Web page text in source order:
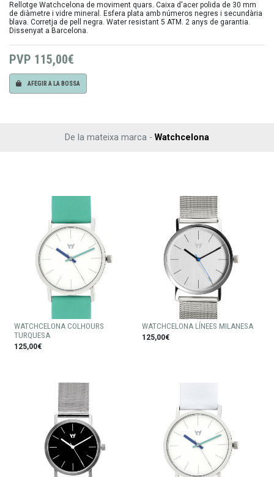
Rellotge Watchcelona de moviment quars. Caixa d'acer polida de 30 mm
de diàmetre i vidre mineral. Esfera plata amb números negres i secundària
blava. Corretja de pell negra. Water resistant 5 ATM. 2 anys de garantia.
Dissenyat a Barcelona.
PVP 115,00€
AFEGIR A LA BOSSA
De la mateixa marca - Watchcelona
WATCHCELONA COLHOURS
TURQUESA
125,00€
WATCHCELONA LÍNEES MILANESA
125,00€